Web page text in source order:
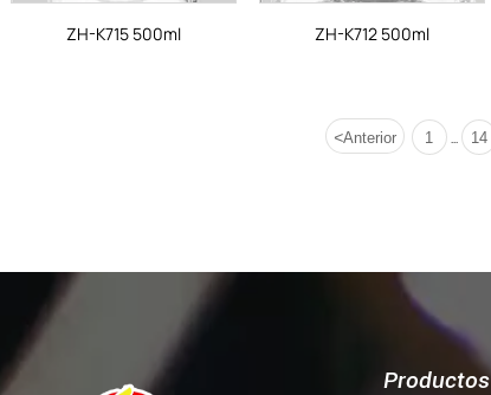
ZH-K715 500ml ZH-K712 500ml
<Anterior 1 14
Productos